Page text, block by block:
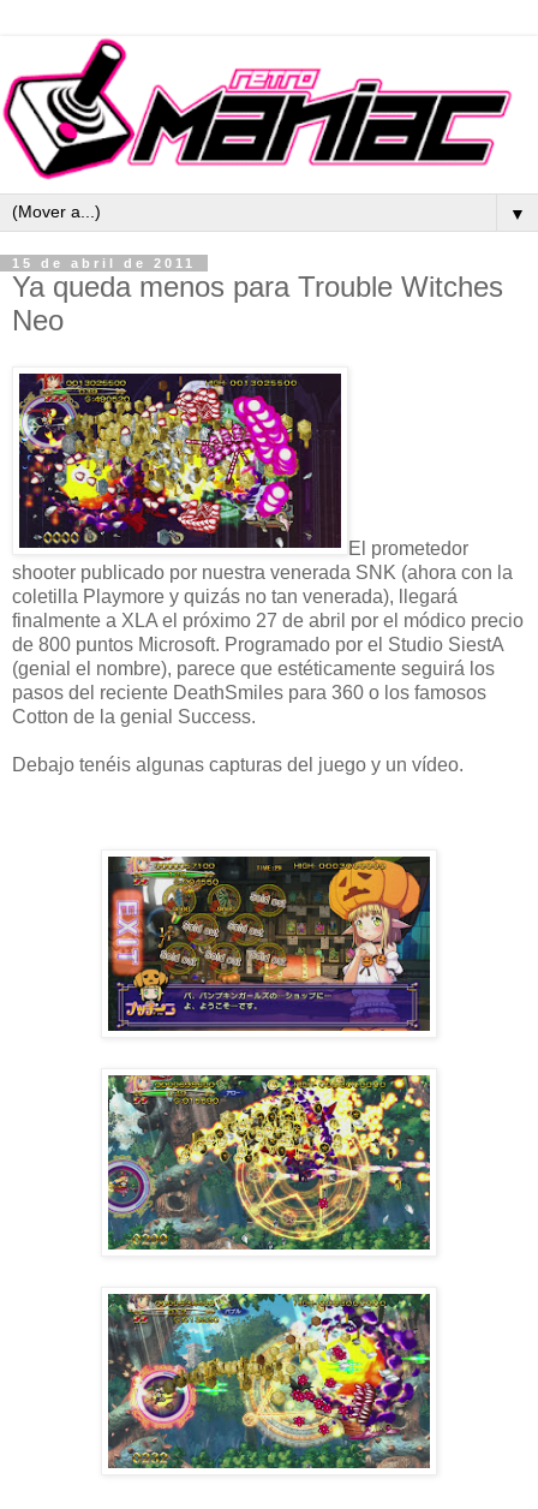
▼
15 de abril de 2011
Ya queda menos para Trouble Witches
Neo
El prometedor
shooter publicado por nuestra venerada SNK (ahora con la
coletilla Playmore y quizás no tan venerada), llegará
finalmente a XLA el próximo 27 de abril por el módico precio
de 800 puntos Microsoft. Programado por el Studio SiestA
(genial el nombre), parece que estéticamente seguirá los
pasos del reciente DeathSmiles para 360 o los famosos
Cotton de la genial Success.
Debajo tenéis algunas capturas del juego y un vídeo.